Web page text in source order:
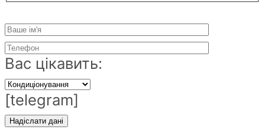
Вас цікавить:
[telegram]